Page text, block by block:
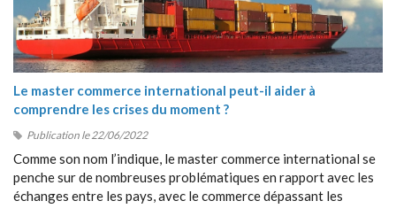
Le master commerce international peut-il aider à
comprendre les crises du moment ?
Publication le 22/06/2022
Comme son nom l’indique, le master commerce international se
penche sur de nombreuses problématiques en rapport avec les
échanges entre les pays, avec le commerce dépassant les